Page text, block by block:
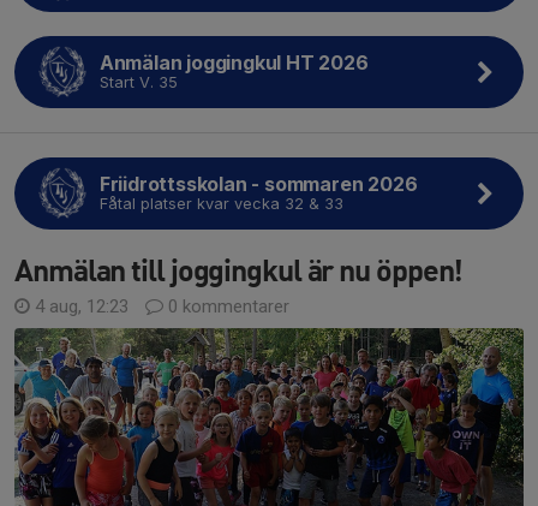
Anmälan joggingkul HT 2026
Start V. 35
Friidrottsskolan - sommaren 2026
Fåtal platser kvar vecka 32 & 33
Anmälan till joggingkul är nu öppen!
4 aug, 12:23 0 kommentarer